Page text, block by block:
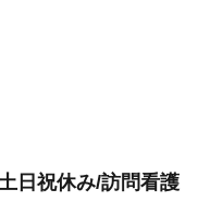
日祝休み/訪問看護